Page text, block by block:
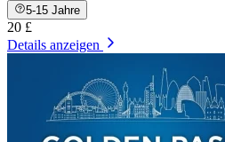
5-15 Jahre
20 £
Details anzeigen